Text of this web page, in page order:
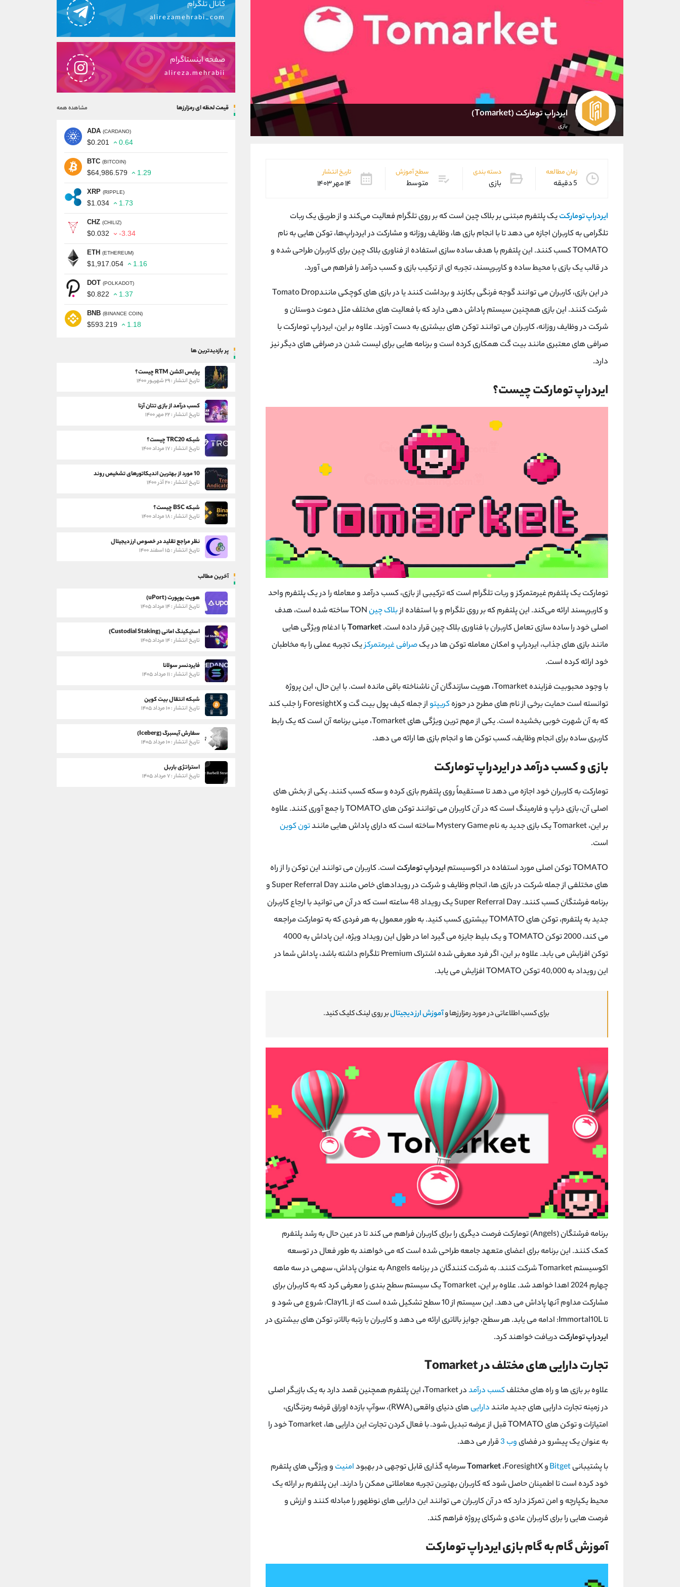
ایردراپ تومارکت (Tomarket)
بازی
زمان مطالعه
5 دقیقه
دسته بندی
بازی
سطح آموزش
متوسط
تاریخ انتشار
۱۴ مهر ۱۴۰۳
ایردراپ تومارکتیک پلتفرم مبتنی بر بلاک‌ چین است که بر روی تلگرام فعالیت می‌کند و از طریق یک ربات
تلگرامی به کاربران اجازه می‌ دهد تا با انجام بازی ‌ها، وظایف روزانه و مشارکت در ایردراپ‌ها، توکن ‌هایی به نام
TOMATOکسب کنند. این پلتفرم با هدف ساده ‌سازی استفاده از فناوری بلاک ‌چین برای کاربران طراحی شده و
در قالب یک بازی با محیط ساده و کاربرپسند، تجربه ‌ای از ترکیب بازی و کسب درآمد را فراهم می ‌آورد.
در این بازی، کاربران می‌ توانند گوجه ‌فرنگی بکارند و برداشت کنند یا در بازی ‌های کوچکی مانندTomato Drop
شرکت کنند. این بازی همچنین سیستم پاداش ‌دهی دارد که با فعالیت ‌های مختلف مثل دعوت دوستان و
شرکت در وظایف روزانه، کاربران می‌ توانند توکن ‌های بیشتری به دست آورند. علاوه بر این، ایردراپ تومارکت با
صرافی ‌های معتبری مانند بیت گت همکاری کرده است و برنامه‌ هایی برای لیست شدن در صرافی ‌های دیگر نیز
دارد.
ایردراپ تومارکت چیست؟
تومارکت یک پلتفرم غیرمتمرکز و ربات تلگرام است که ترکیبی از بازی، کسب درآمد و معامله را در یک پلتفرم واحد
و کاربرپسند ارائه می‌کند. این پلتفرم که بر روی تلگرام و با استفاده ازبلاک چینTONساخته شده است، هدف
اصلی خود را ساده سازی تعامل کاربران با فناوری بلاک چین قرار داده است.Tomarketبا ادغام ویژگی هایی
مانند بازی های جذاب، ایردراپ و امکان معامله توکن ها در یکصرافی غیرمتمرکزیک تجربه عملی را به مخاطبان
خود ارائه کرده است.
با وجود محبوبیت فزایندهTomarket، هویت سازندگان آن ناشناخته باقی مانده است. با این حال، این پروژه
توانسته است حمایت برخی از نام‌ های مطرح در حوزهکریپتواز جمله کیف پول بیت گت وForesightX را جلب کند
که به آن شهرت خوبی بخشیده است. یکی از مهم ترین ویژگی هایTomarket، مینی برنامه آن است که یک رابط
کاربری ساده برای انجام وظایف، کسب توکن ها و انجام بازی ها ارائه می دهد.
بازی و کسب درآمد در ایردراپ تومارکت
تومارکتبه کاربران خود اجازه می دهد تا مستقیماً روی پلتفرم بازی کرده و سکه کسب کنند. یکی از بخش های
اصلی آن، بازی دراپ و فارمینگ است که در آن کاربران می توانند توکن هایTOMATOرا جمع آوری کنند. علاوه
بر این،Tomarketیک بازی جدید به نامMystery Gameساخته است که دارای پاداش هایی مانندتون کوین
است.
TOMATOتوکن اصلی مورد استفاده در اکوسیستم ایردراپ تومارکتاست. کاربران می توانند این توکن را از راه
های مختلفی از جمله شرکت در بازی ها، انجام وظایف و شرکت در رویدادهای خاص مانندSuper Referral Dayو
برنامه فرشتگان کسب کنند.Super Referral Day
یک رویداد 48 ساعته است که در آن می توانید با ارجاع کاربران
جدید به پلتفرم، توکن هایTOMATOبیشتری کسب کنید. به طور معمول به هر فردی که به تومارکت مراجعه
می کند، 2000 توکن
TOMATO
و یک بلیط جایزه می گیرد اما در طول این رویداد ویژه، این پاداش به 4000
توکن افزایش می یابد. علاوه بر این، اگر فرد معرفی شده اشتراک Premiumتلگرام داشته باشد، پاداش شما در
این رویداد به 40,000 توکن
TOMATOافزایش می یابد.
برای کسب اطلاعاتی در مورد رمزارزها وآموزش ارز دیجیتالبر روی لینک کلیک کنید.
برنامه فرشتگان (Angels) تومارکت فرصت دیگری را برای کاربران فراهم می کند تا در عین حال به رشد پلتفرم
کمک کنند. این برنامه برای اعضای متعهد جامعه طراحی شده است که می خواهند به طور فعال در توسعه
اکوسیستمTomarketشرکت کنند. به شرکت کنندگان در برنامهAngelsبه عنوان پاداش، سهمی در سه ماهه
چهارم 2024 اهدا خواهد شد. علاوه بر این،
Tomarketیک سیستم سطح بندی را معرفی کرد که به کاربران برای
مشارکت مداوم آنها پاداش می دهد. این سیستم از 10 سطح تشکیل شده است که از
L
1
:Clayشروع می شود و
تاL
10
:Immortal ادامه می یابد. هر سطح، جوایز بالاتری ارائه می دهد و کاربران با رتبه بالاتر، توکن های بیشتری در
ایردراپ تومارکتدریافت خواهند کرد.
تجارت دارایی های مختلف درTomarket
علاوه بر بازی ها و راه های مختلفکسب درآمددرTomarket، این پلتفرم همچنین قصد دارد به یک بازیگر اصلی
در زمینه تجارت دارایی های جدید مانندداراییهای دنیای واقعی(RWA)، سوآپ بازده اوراق قرضه رمزنگاری،
امتیازات و توکن هایTOMATOقبل از عرضه تبدیل شود.با فعال کردن تجارت این دارایی ها،Tomarketخود را
به عنوان یک پیشرو در فضایوب 3
قرار می دهد.
با پشتیبانیBitgetوForesightX،Tomarketسرمایه گذاری قابل توجهی در بهبودامنیت و ویژگی های پلتفرم
خود کرده است تا اطمینان حاصل شود که کاربران بهترین تجربه معاملاتی ممکن را دارند. این پلتفرم بر ارائه یک
محیط یکپارچه و امن تمرکز دارد که در آن کاربران می توانند این دارایی های نوظهور را مبادله کنند و ارزش و
فرصت هایی را برای کاربران عادی و شرکای پروژه فراهم کند.
آموزش گام به گام بازی ایردراپ تومارکت
کانال تلگرام
alirezamehrabi_com
صفحه اینستاگرام
alireza.mehrabii
قیمت لحظه ای رمزارزها مشاهده همه
ADA (CARDANO)
$0.201 0.64
BTC (BITCOIN)
$64,986.579 1.29
XRP (RIPPLE)
$1.034 1.73
CHZ (CHILIZ)
$0.032 -3.34
ETH (ETHEREUM)
$1,917.054 1.16
DOT (POLKADOT)
$0.822 1.37
BNB (BINANCE COIN)
$593.219 1.18
پر بازدیدترین ها
پرایس اکشن RTM چیست؟
تاریخ انتشار : ۲۹ شهریور ۱۴۰۰
کسب درآمد از بازی تتان آرنا
تاریخ انتشار : ۲۲ مهر ۱۴۰۰
شبکه TRC20 چیست؟
تاریخ انتشار : ۱۷ مرداد ۱۴۰۰
10 مورد از بهترین اندیکاتورهای تشخیص روند
تاریخ انتشار : ۲۰ آذر ۱۴۰۰
شبکه BSC چیست؟
تاریخ انتشار : ۱۸ مرداد ۱۴۰۰
نظر مراجع تقلید در خصوص ارز دیجیتال
تاریخ انتشار : ۱۵ اسفند ۱۴۰۰
آخرین مطالب
هویت یوپورت (uPort)
تاریخ انتشار : ۱۴ مرداد ۱۴۰۵
استیکینگ امانی (Custodial Staking)
تاریخ انتشار : ۱۴ مرداد ۱۴۰۵
فایردنسر سولانا
تاریخ انتشار : ۱۱ مرداد ۱۴۰۵
شبکه انتقال بیت کوین
تاریخ انتشار : ۱۰ مرداد ۱۴۰۵
سفارش آیسبرگ (Iceberg)
تاریخ انتشار : ۱۰ مرداد ۱۴۰۵
استراتژی باربل
تاریخ انتشار : ۷ مرداد ۱۴۰۵